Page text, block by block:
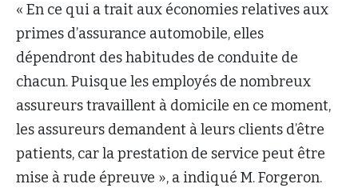
« En ce qui a trait aux économies relatives aux
primes d’assurance automobile, elles
dépendront des habitudes de conduite de
chacun. Puisque les employés de nombreux
assureurs travaillent à domicile en ce moment,
les assureurs demandent à leurs clients d’être
patients, car la prestation de service peut être
mise à rude épreuve », a indiqué M. Forgeron.